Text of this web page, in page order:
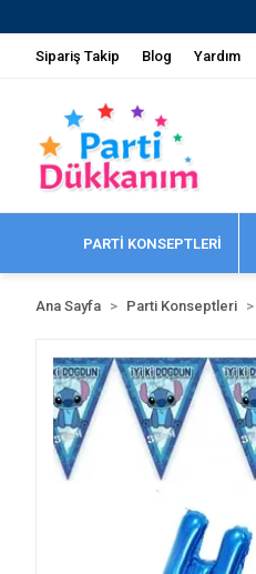
Sipariş Takip Blog Yardım
PARTİ KONSEPTLERİ
Ana Sayfa Parti Konseptleri